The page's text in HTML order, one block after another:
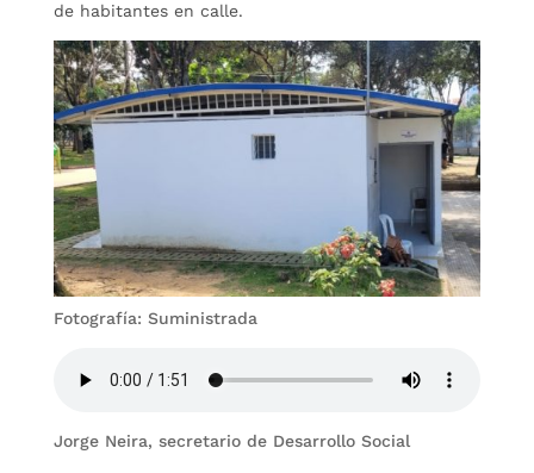
de habitantes en calle.
Fotografía: Suministrada
Jorge Neira, secretario de Desarrollo Social